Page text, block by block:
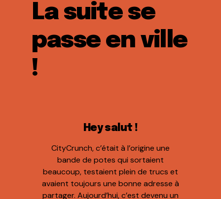
La suite se
passe en ville
!
Hey salut !
CityCrunch, c’était à l’origine une
bande de potes qui sortaient
beaucoup, testaient plein de trucs et
avaient toujours une bonne adresse à
partager. Aujourd’hui, c’est devenu un